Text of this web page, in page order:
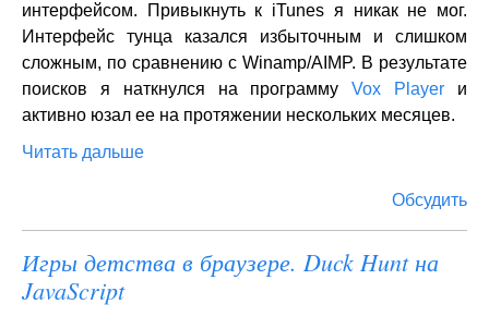
интерфейсом. Привыкнуть к iTunes я никак не мог.
Интерфейс тунца казался избыточным и слишком
сложным, по сравнению с Winamp/AIMP. В результате
поисков я наткнулся на программуVox Player и
активно юзал ее на протяжении нескольких месяцев.
Читать дальше
Обсудить
Игры детства в браузере. Duck Hunt на
JavaScript